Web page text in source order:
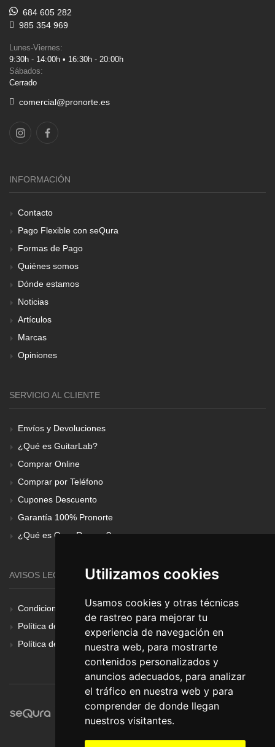
Utilizamos cookies
Usamos cookies y otras técnicas
de rastreo para mejorar tu
experiencia de navegación en
nuestra web, para mostrarte
contenidos personalizados y
anuncios adecuados, para analizar
el tráfico en nuestra web y para
comprender de donde llegan
nuestros visitantes.
684 605 282
985 354 969
Lunes-Viernes:
9:30h - 14:00h • 16:30h - 20:00h
Sábados:
Cerrado
comercial@pronorte.es
INFORMACIÓN
Contacto
Pago Flexible con seQura
Formas de Pago
Quiénes somos
Dónde estamos
Noticias
Artículos
Marcas
Opiniones
SERVICIO AL CLIENTE
Envíos y Devoluciones
¿Qué es GuitarLab?
Comprar Online
Comprar por Teléfono
Cupones Descuento
Garantía 100% Pronorte
¿Qué es Gear Renove?
AVISOS LEGALES
Condiciones Generales
Política de Cookies
Política de Privacidad